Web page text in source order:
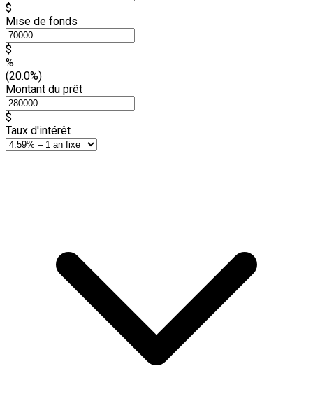
$
Mise de fonds
$
%
(20.0%)
Montant du prêt
$
Taux d'intérêt